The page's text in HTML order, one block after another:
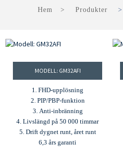
Hem Produkter
MODELL: GM32AFI
1. FHD-upplösning
2. PIP/PBP-funktion
3. Anti-inbränning
4. Livslängd på 50 000 timmar
5. Drift dygnet runt, året runt
6,3 års garanti